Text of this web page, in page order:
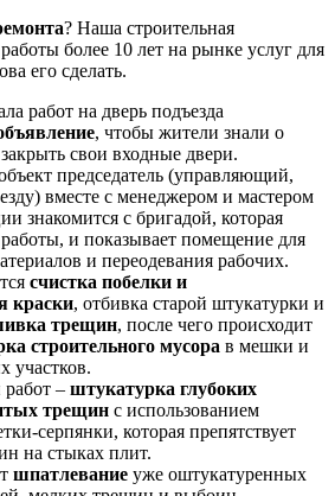
? Наша строительная
более 10 лет на рынке услуг для
его сделать.
работ на дверь подъезда
, чтобы жители знали о
свои входные двери.
председатель (управляющий,
вместе с менеджером и мастером
знакомится с бригадой, которая
и показывает помещение для
и переодевания рабочих.
счистка побелки и
краски, отбивка старой штукатурки и
трещин, после чего происходит
строительного мусора в мешки и
участков.
– штукатурка глубоких
трещин с использованием
серпянки, которая препятствует
на стыках плит.
шпатлевание уже оштукатуренных